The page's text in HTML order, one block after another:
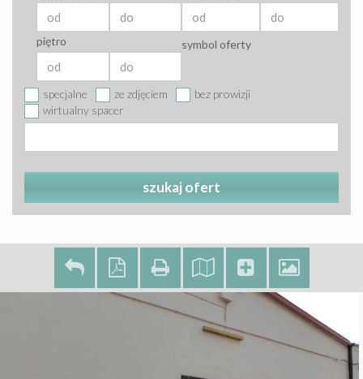
piętro
specjalne ze zdjęciem
bez prowizji
wirtualny spacer
symbol oferty
szukaj ofert